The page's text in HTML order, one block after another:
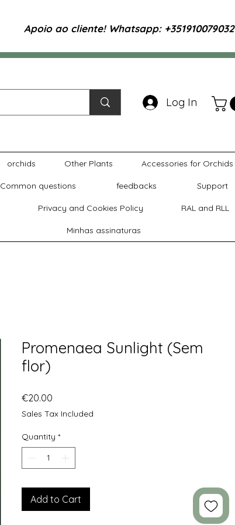
Apoio ao cliente! Whatsapp: +351910079032
Log In
orchids Other Plants Accessories for Orchids
Common questions feedbacks Support
Privacy and Cookies Policy RAL and RLL
Minhas assinaturas
Promenaea Sunlight (Sem
flor)
€20.00
Sales Tax Included
Quantity *
Add to Cart